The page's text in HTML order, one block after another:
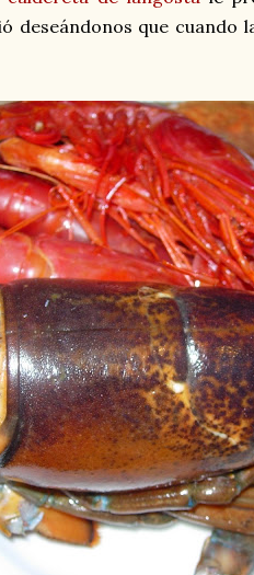
deseándonos que cuando